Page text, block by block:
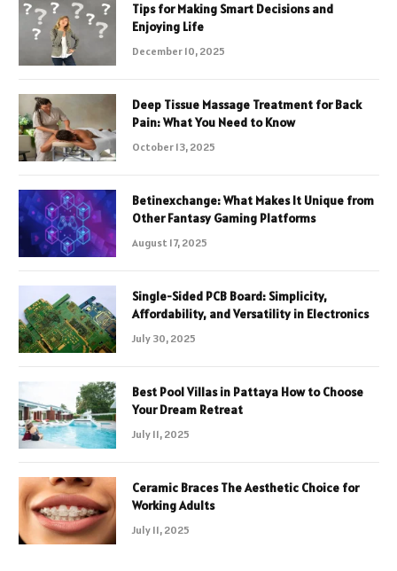
Tips for Making Smart Decisions and
Enjoying Life
December 10, 2025
Deep Tissue Massage Treatment for Back
Pain: What You Need to Know
October 13, 2025
Betinexchange: What Makes It Unique from
Other Fantasy Gaming Platforms
August 17, 2025
Single-Sided PCB Board: Simplicity,
Affordability, and Versatility in Electronics
July 30, 2025
Best Pool Villas in Pattaya How to Choose
Your Dream Retreat
July 11, 2025
Ceramic Braces The Aesthetic Choice for
Working Adults
July 11, 2025